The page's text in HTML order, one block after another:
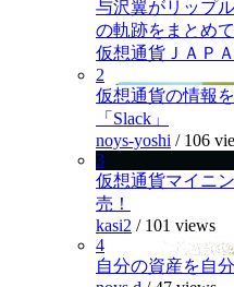
与沢翼がリップ
の軌跡をまとめ
仮想通貨ＪＡＰ
2
仮想通貨の情報
「Slack」
noys-yoshi / 106
3
仮想通貨マイニ
売！
kasi2 / 101 views
4
自分の資産を自